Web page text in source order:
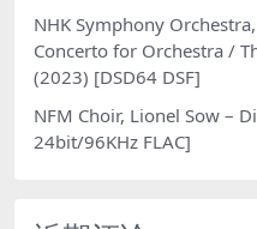
NHK Symphony
Concerto for Orchestra /
(2023) [DSD64 DSF]
NFM Choir, Lionel Sow –
24bit/96KHz FLAC]